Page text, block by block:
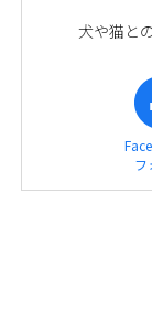
犬や猫と
フ